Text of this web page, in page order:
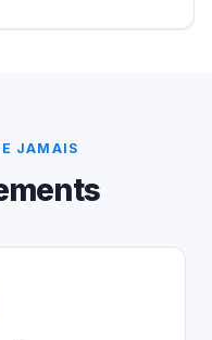
JAMAIS